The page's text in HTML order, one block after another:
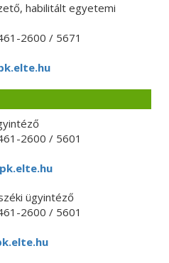
habilitált egyetemi
2600 / 5671
2600 / 5601
ügyintéző
2600 / 5601